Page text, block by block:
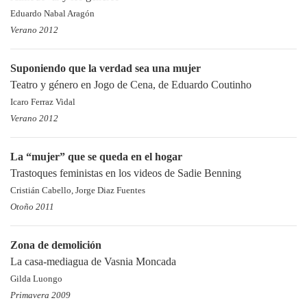
Eduardo Nabal Aragón
Verano 2012
Suponiendo que la verdad sea una mujer
Teatro y género en Jogo de Cena, de Eduardo Coutinho
Icaro Ferraz Vidal
Verano 2012
La “mujer” que se queda en el hogar
Trastoques feministas en los videos de Sadie Benning
Cristián Cabello, Jorge Diaz Fuentes
Otoño 2011
Zona de demolición
La casa-mediagua de Vasnia Moncada
Gilda Luongo
Primavera 2009